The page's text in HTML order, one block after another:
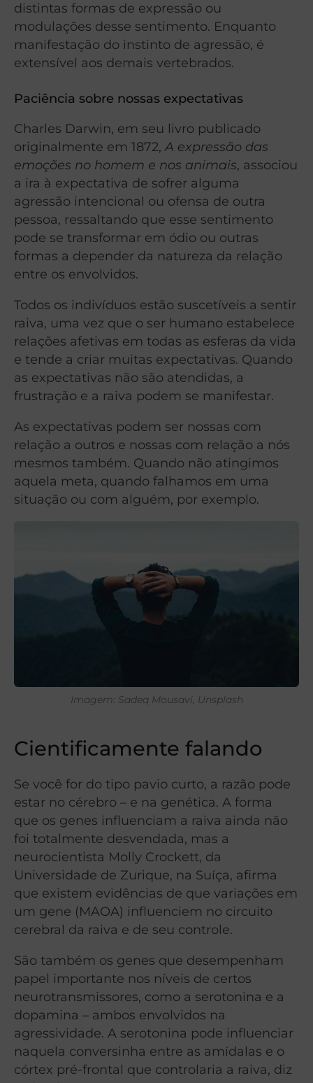
distintas formas de expressão ou
modulações desse sentimento. Enquanto
manifestação do instinto de agressão, é
extensível aos demais vertebrados.
Paciência sobre nossas expectativas
Charles Darwin, em seu livro publicado
originalmente em 1872, A expressão das
emoções no homem e nos animais, associou
a ira à expectativa de sofrer alguma
agressão intencional ou ofensa de outra
pessoa, ressaltando que esse sentimento
pode se transformar em ódio ou outras
formas a depender da natureza da relação
entre os envolvidos.
Todos os indivíduos estão suscetíveis a sentir
raiva, uma vez que o ser humano estabelece
relações afetivas em todas as esferas da vida
e tende a criar muitas expectativas. Quando
as expectativas não são atendidas, a
frustração e a raiva podem se manifestar.
As expectativas podem ser nossas com
relação a outros e nossas com relação a nós
mesmos também. Quando não atingimos
aquela meta, quando falhamos em uma
situação ou com alguém, por exemplo.
Imagem: Sadeq Mousavi, Unsplash
Cientificamente falando
Se você for do tipo pavio curto, a razão pode
estar no cérebro – e na genética. A forma
que os genes influenciam a raiva ainda não
foi totalmente desvendada, mas a
neurocientista Molly Crockett, da
Universidade de Zurique, na Suíça, afirma
que existem evidências de que variações em
um gene (MAOA) influenciem no circuito
cerebral da raiva e de seu controle.
São também os genes que desempenham
papel importante nos níveis de certos
neurotransmissores, como a serotonina e a
dopamina – ambos envolvidos na
agressividade. A serotonina pode influenciar
naquela conversinha entre as amídalas e o
córtex pré-frontal que controlaria a raiva, diz